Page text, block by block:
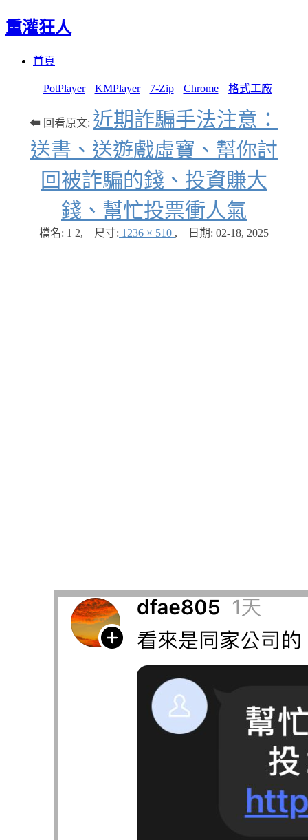
重灌狂人
首頁
PotPlayer KMPlayer 7-Zip Chrome 格式工廠
⬅ 回看原文: 近期詐騙手法注意：
送書、送遊戲虛寶、幫你討
回被詐騙的錢、投資賺大
錢、幫忙投票衝人氣
檔名: 1 2, 尺寸: 1236 × 510 , 日期: 02-18, 2025